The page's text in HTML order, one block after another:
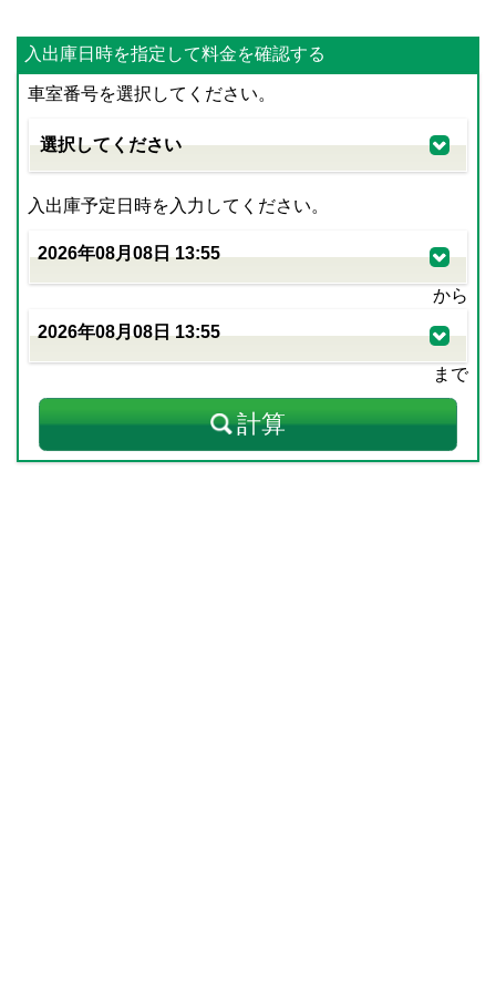
入出庫日時を指定して料金を確認する
車室番号を選択してください。
入出庫予定日時を入力してください。
から
まで
計算